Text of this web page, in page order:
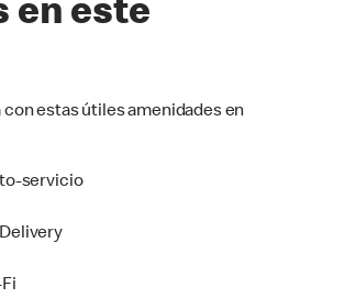
en este
estas útiles amenidades en
servicio